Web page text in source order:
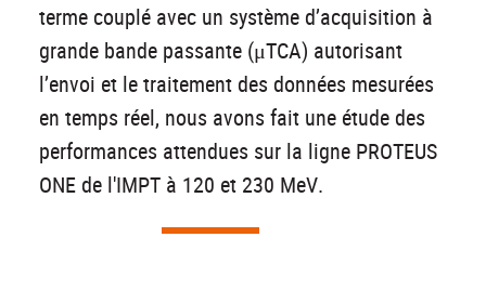
terme couplé avec un système d’acquisition à
grande bande passante (μTCA) autorisant
l’envoi et le traitement des données mesurées
en temps réel, nous avons fait une étude des
performances attendues sur la ligne PROTEUS
ONE de l'IMPT à 120 et 230 MeV.